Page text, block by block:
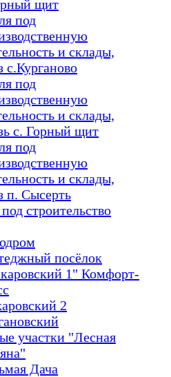
щит
под
и склады,
с.Курганово
под
и склады,
с. Горный щит
под
и склады,
п. Сысерть
строительство
посёлок
1" Комфорт-
2
участки "Лесная
Дача